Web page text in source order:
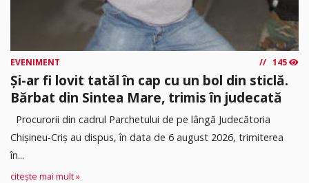
EVENIMENT 145
Și-ar fi lovit tatăl în cap cu un bol din sticlă.
Bărbat din Sintea Mare, trimis în judecată
Procurorii din cadrul Parchetului de pe lângă Judecătoria
Chișineu-Criș au dispus, în data de 6 august 2026, trimiterea
în...
citește mai mult »